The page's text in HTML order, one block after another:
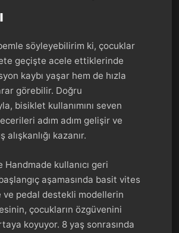
söyleyebilirim ki, çocuklar
geçişte acele ettiklerinde
kaybı yaşar hem de hızla
görebilir. Doğru
bisiklet kullanımını seven
adım adım gelişir ve
kazanır.
Handmade kullanıcı geri
aşamasında basit vites
ve pedal destekli modellerin
çocukların özgüvenini
koyuyor. 8 yaş sonrasında